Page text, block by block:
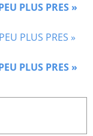
PLUS PRES »
PLUS PRES »